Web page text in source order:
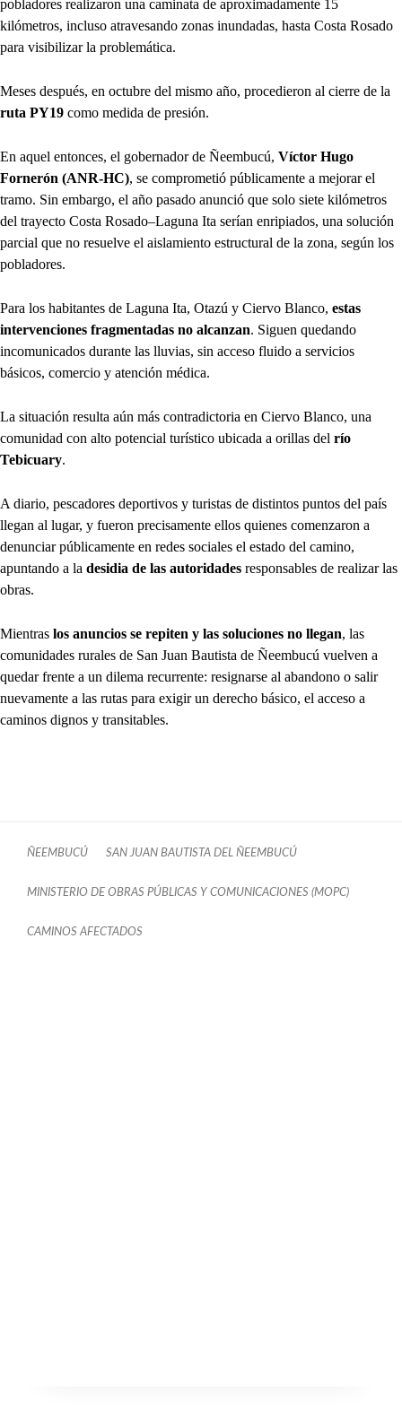
pobladores realizaron una caminata de aproximadamente 15
kilómetros, incluso atravesando zonas inundadas, hasta Costa Rosado
para visibilizar la problemática.
Meses después, en octubre del mismo año, procedieron al cierre de la
ruta PY19 como medida de presión.
En aquel entonces, el gobernador de Ñeembucú, Víctor Hugo
Fornerón (ANR-HC), se comprometió públicamente a mejorar el
tramo. Sin embargo, el año pasado anunció que solo siete kilómetros
del trayecto Costa Rosado–Laguna Ita serían enripiados, una solución
parcial que no resuelve el aislamiento estructural de la zona, según los
pobladores.
Para los habitantes de Laguna Ita, Otazú y Ciervo Blanco, estas
intervenciones fragmentadas no alcanzan. Siguen quedando
incomunicados durante las lluvias, sin acceso fluido a servicios
básicos, comercio y atención médica.
La situación resulta aún más contradictoria en Ciervo Blanco, una
comunidad con alto potencial turístico ubicada a orillas del río
Tebicuary.
A diario, pescadores deportivos y turistas de distintos puntos del país
llegan al lugar, y fueron precisamente ellos quienes comenzaron a
denunciar públicamente en redes sociales el estado del camino,
apuntando a la desidia de las autoridades responsables de realizar las
obras.
Mientras los anuncios se repiten y las soluciones no llegan, las
comunidades rurales de San Juan Bautista de Ñeembucú vuelven a
quedar frente a un dilema recurrente: resignarse al abandono o salir
nuevamente a las rutas para exigir un derecho básico, el acceso a
caminos dignos y transitables.
ÑEEMBUCÚ SAN JUAN BAUTISTA DEL ÑEEMBUCÚ
MINISTERIO DE OBRAS PÚBLICAS Y COMUNICACIONES (MOPC)
CAMINOS AFECTADOS